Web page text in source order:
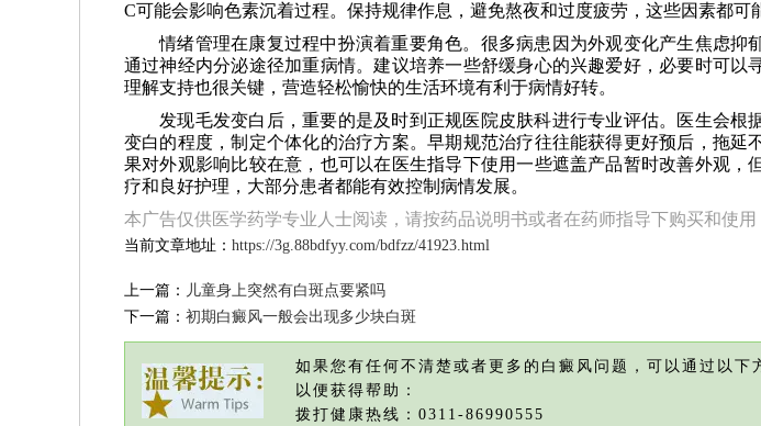
C可能会影响色素沉着过程。保持规律作息，避免熬夜和过度疲劳，这些因素都可
情绪管理在康复过程中扮演着重要角色。很多病患因为外观变化产生焦虑抑
通过神经内分泌途径加重病情。建议培养一些舒缓身心的兴趣爱好，必要时可以
理解支持也很关键，营造轻松愉快的生活环境有利于病情好转。
发现毛发变白后，重要的是及时到正规医院皮肤科进行专业评估。医生会根
变白的程度，制定个体化的治疗方案。早期规范治疗往往能获得更好预后，拖延
果对外观影响比较在意，也可以在医生指导下使用一些遮盖产品暂时改善外观，
疗和良好护理，大部分患者都能有效控制病情发展。
本广告仅供医学药学专业人士阅读，请按药品说明书或者在药师指导下购买和使用
当前文章地址： https://3g.88bdfyy.com/bdfzz/41923.html
上一篇： 儿童身上突然有白斑点要紧吗
下一篇： 初期白癜风一般会出现多少块白斑
如果您有任何不清楚或者更多的白癜风问题，可以通过以下
以便获得帮助：
拨打健康热线：0311-86990555